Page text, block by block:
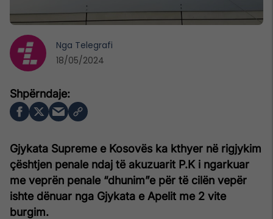
Gjykata Supreme e Kosovës ka kthyer në rigjykim
çështjen penale ndaj të akuzuarit P.K i ngarkuar
me veprën penale “dhunim”e për të cilën vepër
ishte dënuar nga Gjykata e Apelit me 2 vite
burgim.
Nga Telegrafi
18/05/2024